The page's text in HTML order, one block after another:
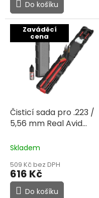
Do košíku
Zaváděcí
cena
Čisticí sada pro .223 /
5,56 mm Real Avid
Skladem
509 Kč bez DPH
616 Kč
Do košíku